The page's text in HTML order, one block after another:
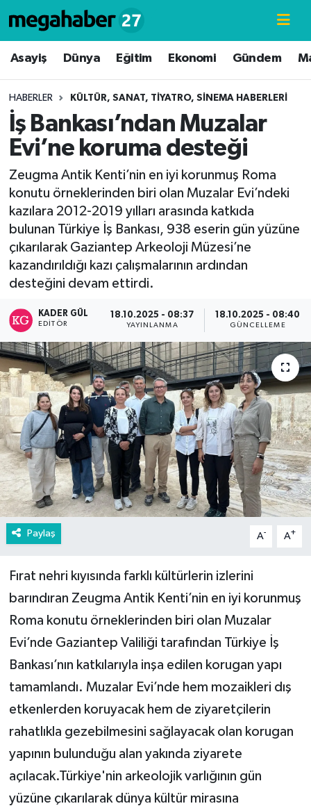
Asayiş Dünya Eğitim Ekonomi Gündem
HABERLER KÜLTÜR, SANAT, TIYATRO, SINEMA HABERLERI
İş Bankası’ndan Muzalar
Evi’ne koruma desteği
Zeugma Antik Kenti’nin en iyi korunmuş Roma
konutu örneklerinden biri olan Muzalar Evi’ndeki
kazılara 2012-2019 yılları arasında katkıda
bulunan Türkiye İş Bankası, 938 eserin gün yüzüne
çıkarılarak Gaziantep Arkeoloji Müzesi’ne
kazandırıldığı kazı çalışmalarının ardından
desteğini devam ettirdi.
KADER GÜL
EDITÖR
18.10.2025 - 08:37
YAYINLANMA
18.10.2025 - 08:40
GÜNCELLEME
Paylaş A- A+
Fırat nehri kıyısında farklı kültürlerin izlerini
barındıran Zeugma Antik Kenti’nin en iyi korunmuş
Roma konutu örneklerinden biri olan Muzalar
Evi’nde Gaziantep Valiliği tarafından Türkiye İş
Bankası’nın katkılarıyla inşa edilen korugan yapı
tamamlandı. Muzalar Evi’nde hem mozaikleri dış
etkenlerden koruyacak hem de ziyaretçilerin
rahatlıkla gezebilmesini sağlayacak olan korugan
yapının bulunduğu alan yakında ziyarete
açılacak.Türkiye'nin arkeolojik varlığının gün
yüzüne çıkarılarak dünya kültür mirasına
Hava Durumu
Süper Lig Puan Durumu ve Fikstür
Tüm Manşetler
Son Dakika Haberleri
Haber Arşivi